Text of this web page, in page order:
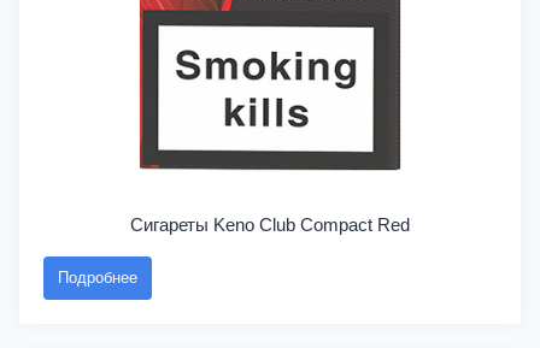
Сигареты Keno Club Compact Red
Подробнее